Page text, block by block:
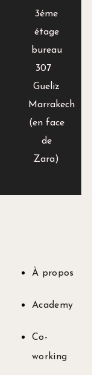
3éme
étage
bureau
307
Gueliz
Marrakech
(en face
de
Zara)
À propos
Academy
Co-
working